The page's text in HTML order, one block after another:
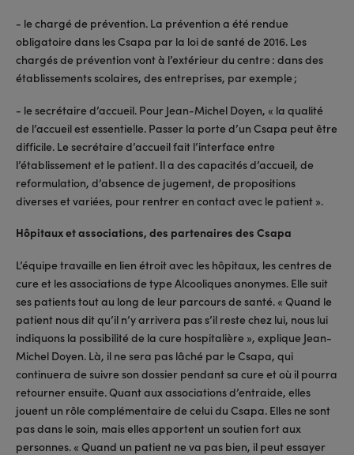
- le chargé de prévention. La prévention a été rendue
obligatoire dans les Csapa par la loi de santé de 2016. Les
chargés de prévention vont à l’extérieur du centre : dans des
établissements scolaires, des entreprises, par exemple ;
- le secrétaire d’accueil. Pour Jean-Michel Doyen, « la qualité
de l’accueil est essentielle. Passer la porte d’un Csapa peut être
difficile. Le secrétaire d’accueil fait l’interface entre
l’établissement et le patient. Il a des capacités d’accueil, de
reformulation, d’absence de jugement, de propositions
diverses et variées, pour rentrer en contact avec le patient ».
Hôpitaux et associations, des partenaires des Csapa
L’équipe travaille en lien étroit avec les hôpitaux, les centres de
cure et les associations de type Alcooliques anonymes. Elle suit
ses patients tout au long de leur parcours de santé. « Quand le
patient nous dit qu’il n’y arrivera pas s’il reste chez lui, nous lui
indiquons la possibilité de la cure hospitalière », explique Jean-
Michel Doyen. Là, il ne sera pas lâché par le Csapa, qui
continuera de suivre son dossier pendant sa cure et où il pourra
retourner ensuite. Quant aux associations d’entraide, elles
jouent un rôle complémentaire de celui du Csapa. Elles ne sont
pas dans le soin, mais elles apportent un soutien fort aux
personnes. « Quand un patient ne va pas bien, il peut essayer